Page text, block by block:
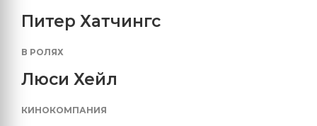
Питер Хатчингс
В РОЛЯХ
Люси Хейл
КИНОКОМПАНИЯ